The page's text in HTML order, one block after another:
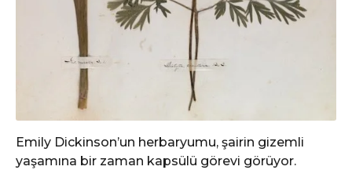
Emily Dickinson’un herbaryumu, şairin gizemli
yaşamına bir zaman kapsülü görevi görüyor.